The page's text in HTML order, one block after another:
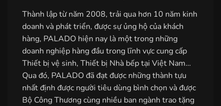
Thành lập từ năm 2008, trải qua hơn 10 năm kinh
doanh và phát triển, được sự ủng hộ của khách
hàng, PALADO hiện nay là một trong những
doanh nghiệp hàng đầu trong lĩnh vực cung cấp
Thiết bị vệ sinh, Thiết bị Nhà bếp tại Việt Nam…
Qua đó, PALADO đã đạt được những thành tựu
nhất định được người tiêu dùng bình chọn và được
Bộ Công Thương cùng nhiều ban ngành trao tặng